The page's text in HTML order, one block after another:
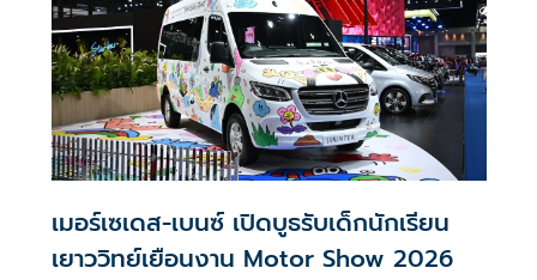
เมอร์เซเดส-เบนซ์ เปิดบูธรับเด็กนักเรียน
เยาววิทย์เยือนงาน Motor Show 2026